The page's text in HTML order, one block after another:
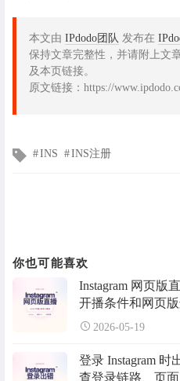
本文由 IPdodo团队 发布在
保持文章完整性，并请附上文
及本页链接。
原文链接：https://
文INS INS注册
你也可能喜欢
Instagram 网页版
开播条件和网页
2026-05-19
登录 Instagram
查登录链路、页